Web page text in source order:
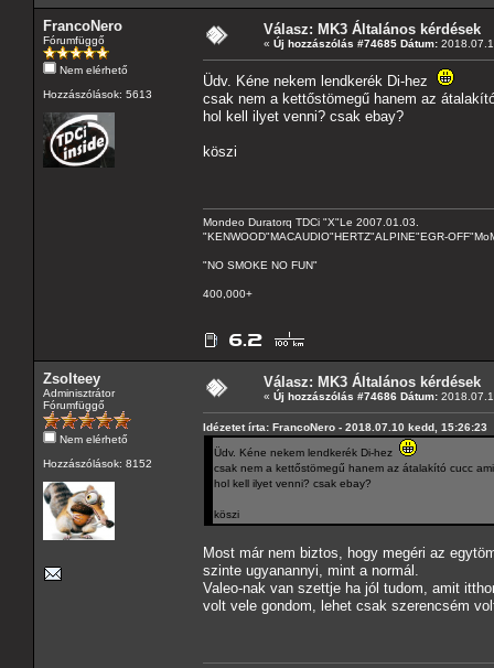
FrancoNero
Fórumfüggő
Nem elérhető
Hozzászólások: 5613
Válasz: MK3 Általános kérdések
« Új hozzászólás #74685 Dátum:
Üdv. Kéne nekem lendkerék Di-hez
csak nem a kettőstömegű hanem az
hol kell ilyet venni? csak ebay?
köszi
Mondeo Duratorq TDCi "X"Le 2007.01.03.
"KENWOOD"MACAUDIO"HERTZ"ALPINE"EGR-
"NO SMOKE NO FUN"
400,000+
Zsolteey
Adminisztrátor
Fórumfüggő
Nem elérhető
Hozzászólások: 8152
Válasz: MK3 Általános kérdések
« Új hozzászólás #74686 Dátum:
Idézetet írta: FrancoNero - 2018.07.10 kedd, 15:26:23
Üdv. Kéne nekem lendkerék Di-hez
csak nem a kettőstömegű hanem az átalakító cucc
hol kell ilyet venni? csak ebay?
köszi
Most már nem biztos, hogy megéri az
szinte ugyanannyi, mint a normál.
Valeo-nak van szettje ha jól tudom, amit
volt vele gondom, lehet csak szerencsém